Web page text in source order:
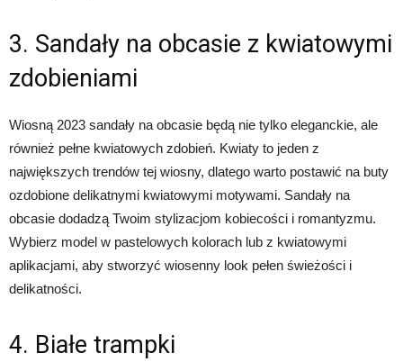
3. Sandały na obcasie z kwiatowymi
zdobieniami
Wiosną 2023 sandały na obcasie będą nie tylko eleganckie, ale
również pełne kwiatowych zdobień. Kwiaty to jeden z
największych trendów tej wiosny, dlatego warto postawić na buty
ozdobione delikatnymi kwiatowymi motywami. Sandały na
obcasie dodadzą Twoim stylizacjom kobiecości i romantyzmu.
Wybierz model w pastelowych kolorach lub z kwiatowymi
aplikacjami, aby stworzyć wiosenny look pełen świeżości i
delikatności.
4. Białe trampki